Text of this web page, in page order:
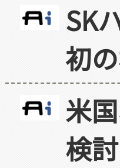
SK
初
米
検